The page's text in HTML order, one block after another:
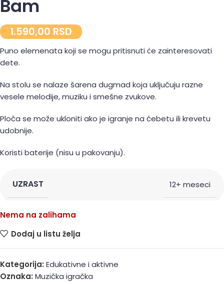
Bam
1.590,00 RSD
Puno elemenata koji se mogu pritisnuti će zainteresovati
dete.
Na stolu se nalaze šarena dugmad koja uključuju razne
vesele melodije, muziku i smešne zvukove.
Ploča se može ukloniti ako je igranje na ćebetu ili krevetu
udobnije.
Koristi baterije (nisu u pakovanju).
UZRAST 12+ meseci
Nema na zalihama
Dodaj u listu želja
Kategorija: Edukativne i aktivne
Oznaka: Muzička igračka